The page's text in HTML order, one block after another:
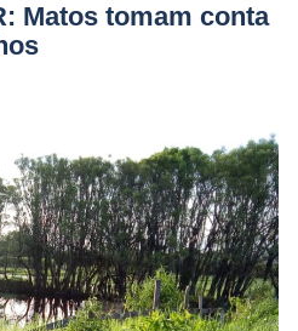
Matos tomam conta